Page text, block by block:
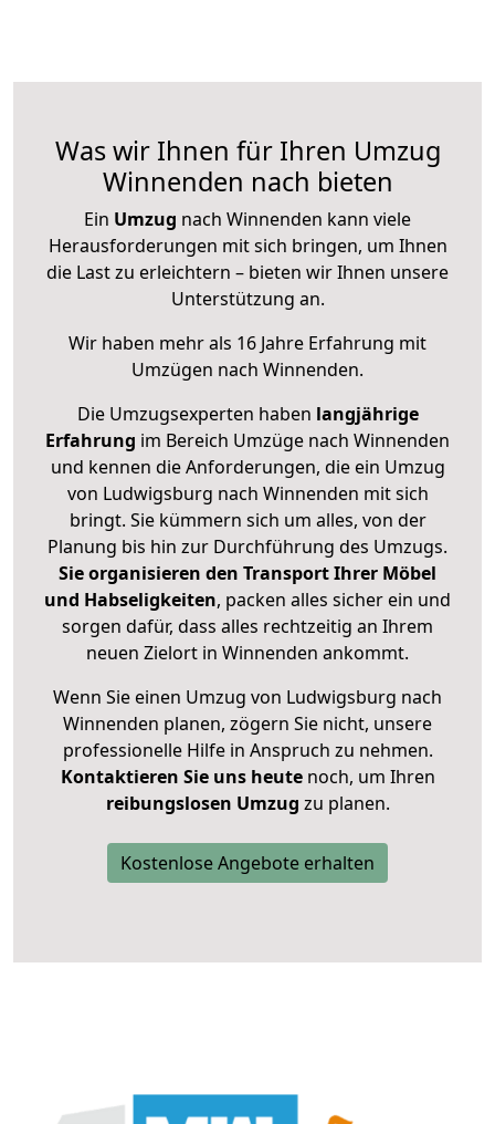
Was wir Ihnen für Ihren Umzug
Winnenden nach bieten
Ein Umzug nach Winnenden kann viele
Herausforderungen mit sich bringen, um Ihnen
die Last zu erleichtern – bieten wir Ihnen unsere
Unterstützung an.
Wir haben mehr als 16 Jahre Erfahrung mit
Umzügen nach Winnenden.
Die Umzugsexperten haben langjährige
Erfahrung im Bereich Umzüge nach Winnenden
und kennen die Anforderungen, die ein Umzug
von Ludwigsburg nach Winnenden mit sich
bringt. Sie kümmern sich um alles, von der
Planung bis hin zur Durchführung des Umzugs.
Sie organisieren den Transport Ihrer Möbel
und Habseligkeiten, packen alles sicher ein und
sorgen dafür, dass alles rechtzeitig an Ihrem
neuen Zielort in Winnenden ankommt.
Wenn Sie einen Umzug von Ludwigsburg nach
Winnenden planen, zögern Sie nicht, unsere
professionelle Hilfe in Anspruch zu nehmen.
Kontaktieren Sie uns heutenoch, um Ihren
reibungslosen Umzug zu planen.
Kostenlose Angebote erhalten